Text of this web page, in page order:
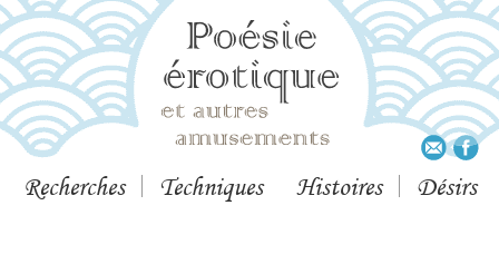
Recherches Techniques Histoires Désirs